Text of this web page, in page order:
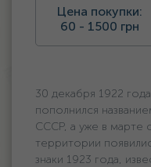
Цена покупки:
60 - 1500 грн
30 декабря 1922
пополнился
СССР, а уже в марте
территории
знаки 1923 года,